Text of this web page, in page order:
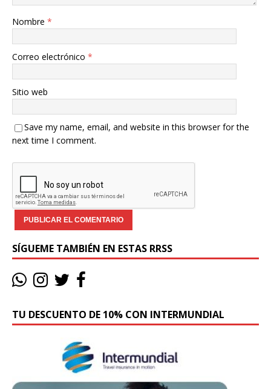
Nombre *
Correo electrónico *
Sitio web
Save my name, email, and website in this browser for the
next time I comment.
SÍGUEME TAMBIÉN EN ESTAS RRSS
TU DESCUENTO DE 10% CON INTERMUNDIAL